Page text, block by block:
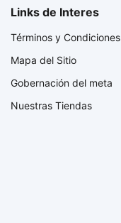
Links de Interes
Términos y Condiciones
Mapa del Sitio
Gobernación del meta
Nuestras Tiendas